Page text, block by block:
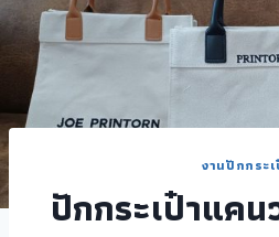
งานปักกระเ
ปักกระเป๋าแค